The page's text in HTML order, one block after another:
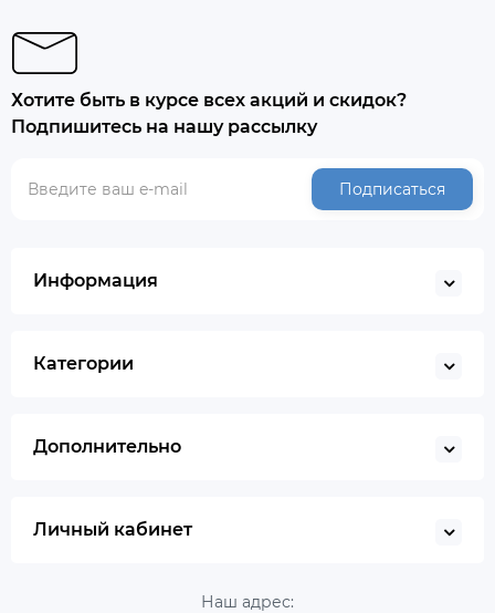
Хотите быть в курсе всех акций и скидок?
Подпишитесь на нашу рассылку
Подписаться
Информация
Категории
Дополнительно
Личный кабинет
Наш адрес: